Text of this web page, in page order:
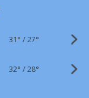
31° /27°
32° /28°